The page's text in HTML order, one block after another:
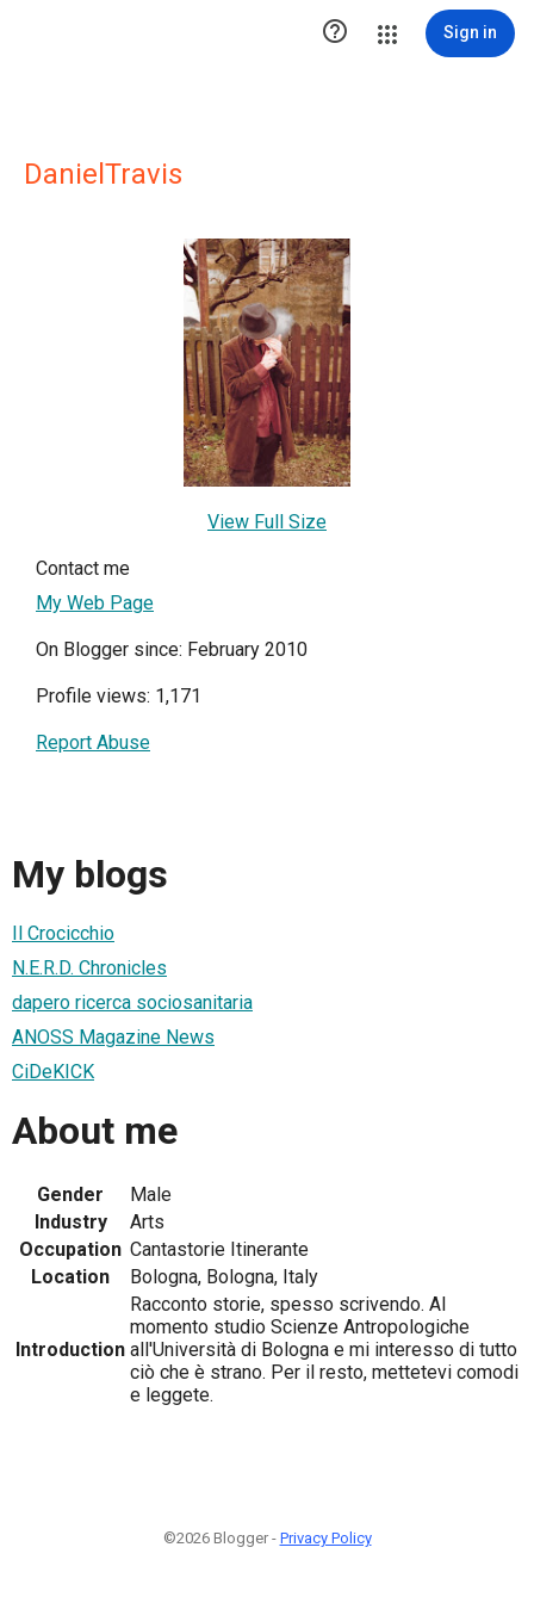
 Sign in
DanielTravis
View Full Size
Contact me
My Web Page
On Blogger since: February 2010
Profile views: 1,171
Report Abuse
My blogs
Il Crocicchio
N.E.R.D. Chronicles
dapero ricerca sociosanitaria
ANOSS Magazine News
CiDeKICK
About me
Gender
Male
Industry
Arts
Occupation Cantastorie Itinerante
Location
Bologna, Bologna, Italy
Introduction
Racconto storie, spesso scrivendo. Al
momento studio Scienze Antropologiche
all'Università di Bologna e mi interesso di tutto
ciò che è strano. Per il resto, mettetevi comodi
e leggete.
©2026 Blogger - Privacy Policy